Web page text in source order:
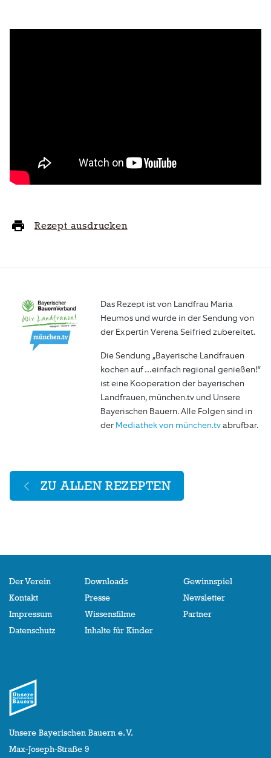
Rezept ausdrucken
Das Rezept ist von Landfrau Maria
Heumos und wurde in der Sendung von
der Expertin Verena Seifried zubereitet.
Die Sendung „Bayerische Landfrauen
kochen auf …einfach regional genießen!“
ist eine Kooperation der bayerischen
Landfrauen, münchen.tv und Unsere
Bayerischen Bauern. Alle Folgen sind in
der Mediathek von münchen.tvabrufbar.
ZU ALLEN REZEPTEN
Der Verein
Kontakt
Impressum
Datenschutz
Downloads
Presse
Wissensfilme
Inhalte für Kinder
Gewinnspiel
Newsletter
Partner
Unsere Bayerischen Bauern e. V.
Max-Joseph-Straße 9